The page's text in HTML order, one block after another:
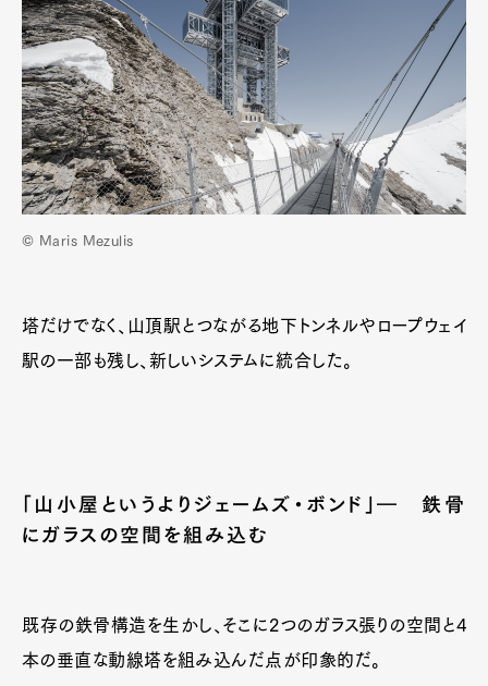
Art&DesignWatchFashion
Pen Membership
© Maris Mezulis
塔だけでなく、山頂駅とつながる地下トンネルやロープウェイ
駅の一部も残し、新しいシステムに統合した。
「山小屋というよりジェームズ・ボンド」― 鉄骨
にガラスの空間を組み込む
既存の鉄骨構造を生かし、そこに2つのガラス張りの空間と4
本の垂直な動線塔を組み込んだ点が印象的だ。